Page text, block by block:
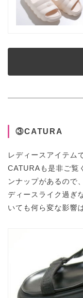
③CATURA
レディースアイテム
CATURAも是非ご覧
ンナップがあるので
ディースライク過ぎ
いても何ら変な影響